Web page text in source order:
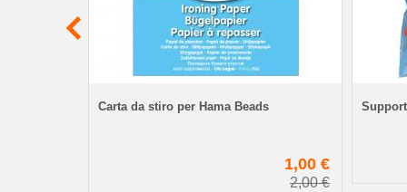
Carta da stiro per Hama Beads
1,00 €
2,00 €